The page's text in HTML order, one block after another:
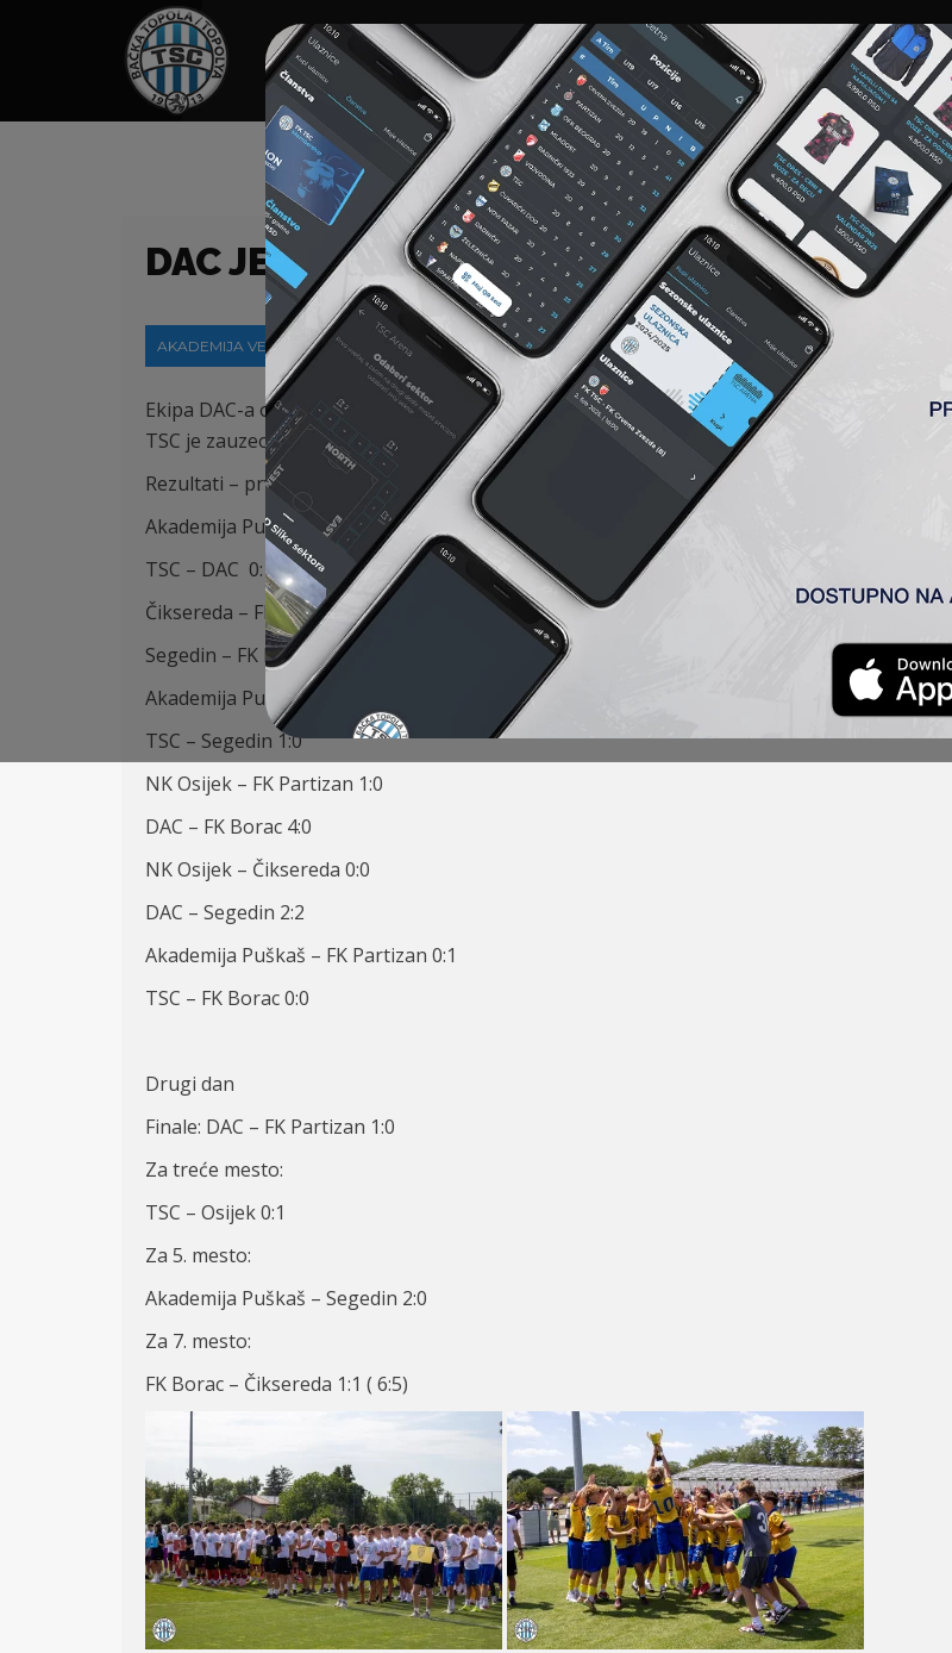
HOME SPONZORI NEWS GALERIJE A TIM ČLANSTVO AKREDITACIJE
DAC JE POBEDNIK TSC KUPA
AKADEMIJA VESTI 29-07-2026
Ekipa DAC-a osvojila je međunarodni U15 TSC kup u Bačkoj Topoli. U finalu je tim iz
TSC je zauzeo četvrto mesto, pošto je u utakmici za treće mesto poražen od NK Osijeka
Rezultati – prvi dan:
Akademija Puškaš – NK Osijek 0:0
TSC – DAC 0:1
Čiksereda – FK Partizan 0:3
Segedin – FK Borac 1:1
Akademija Puškaš – Čiksereda 1:0
TSC – Segedin 1:0
NK Osijek – FK Partizan 1:0
DAC – FK Borac 4:0
NK Osijek – Čiksereda 0:0
DAC – Segedin 2:2
Akademija Puškaš – FK Partizan 0:1
TSC – FK Borac 0:0
Drugi dan
Finale: DAC – FK Partizan 1:0
Za treće mesto:
TSC – Osijek 0:1
Za 5. mesto:
Akademija Puškaš – Segedin 2:0
Za 7. mesto:
FK Borac – Čiksereda 1:1 ( 6:5)